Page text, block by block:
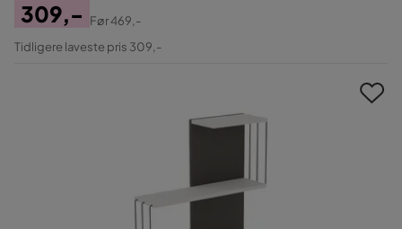
Pris
309,-
Original
Før469,-
Tidligere laveste pris 309,-